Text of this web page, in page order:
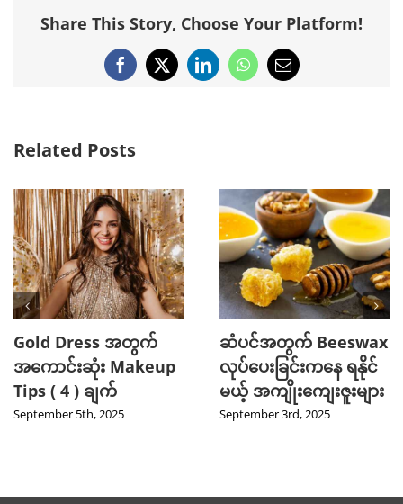
Share This Story, Choose Your Platform!
Facebook
X LinkedInWhatsApp
Email
Related Posts
Gold Dress အတွက်
အကောင်းဆုံး Makeup
Tips ( 4 ) ချက်
September 5th, 2025
ဆံပင်အတွက် Beeswax
လုပ်ပေးခြင်းကနေ ရနိုင်
မယ့် အကျိုးကျေးဇူးများ
September 3rd, 2025